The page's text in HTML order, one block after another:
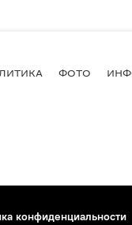
ФОТО
конфиденциальности